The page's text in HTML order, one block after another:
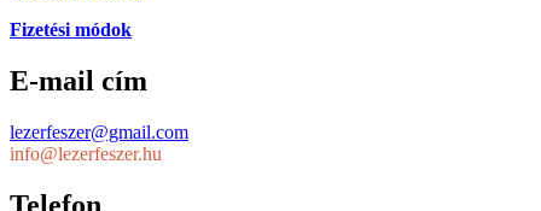
Fizetési módok
E-mail cím
lezerfeszer@gmail.com
info@lezerfeszer.hu
Telefon